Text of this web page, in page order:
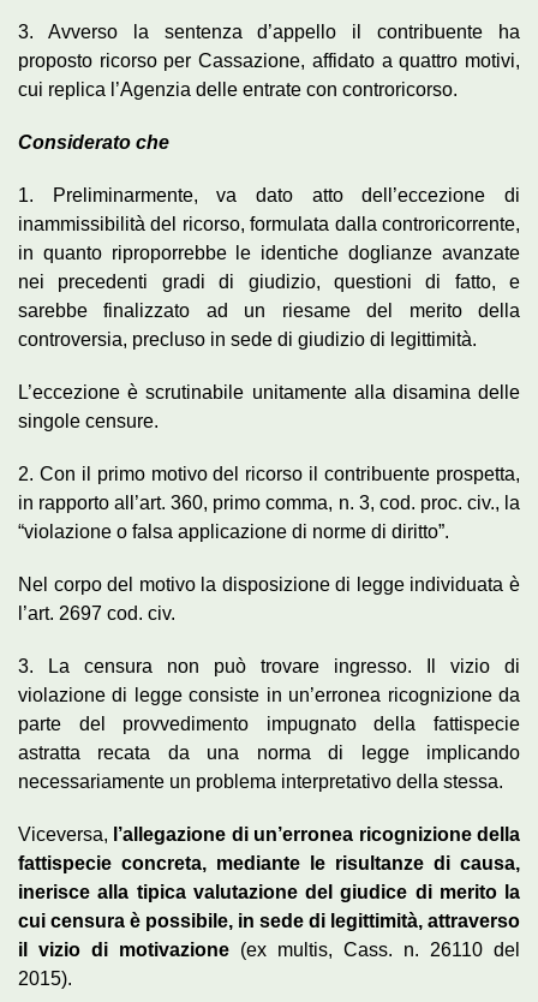
3. Avverso la sentenza d’appello il contribuente ha
proposto ricorso per Cassazione, affidato a quattro motivi,
cui replica l’Agenzia delle entrate con controricorso.
Considerato che
1. Preliminarmente, va dato atto dell’eccezione di
inammissibilità del ricorso, formulata dalla controricorrente,
in quanto riproporrebbe le identiche doglianze avanzate
nei precedenti gradi di giudizio, questioni di fatto, e
sarebbe finalizzato ad un riesame del merito della
controversia, precluso in sede di giudizio di legittimità.
L’eccezione è scrutinabile unitamente alla disamina delle
singole censure.
2. Con il primo motivo del ricorso il contribuente prospetta,
in rapporto all’art. 360, primo comma, n. 3, cod. proc. civ., la
“violazione o falsa applicazione di norme di diritto”.
Nel corpo del motivo la disposizione di legge individuata è
l’art. 2697 cod. civ.
3. La censura non può trovare ingresso. Il vizio di
violazione di legge consiste in un’erronea ricognizione da
parte del provvedimento impugnato della fattispecie
astratta recata da una norma di legge implicando
necessariamente un problema interpretativo della stessa.
Viceversa, l’allegazione di un’erronea ricognizione della
fattispecie concreta, mediante le risultanze di causa,
inerisce alla tipica valutazione del giudice di merito la
cui censura è possibile, in sede di legittimità, attraverso
il vizio di motivazione (ex multis, Cass. n. 26110 del
2015).